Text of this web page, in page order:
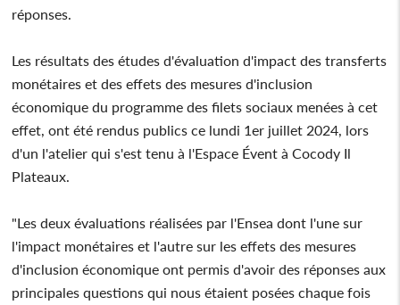
réponses.
Les résultats des études d'évaluation d'impact des transferts
monétaires et des effets des mesures d'inclusion
économique du programme des filets sociaux menées à cet
effet, ont été rendus publics ce lundi 1er juillet 2024, lors
d'un l'atelier qui s'est tenu à l'Espace Évent à Cocody Il
Plateaux.
"Les deux évaluations réalisées par l'Ensea dont l'une sur
l'impact monétaires et l'autre sur les effets des mesures
d'inclusion économique ont permis d'avoir des réponses aux
principales questions qui nous étaient posées chaque fois